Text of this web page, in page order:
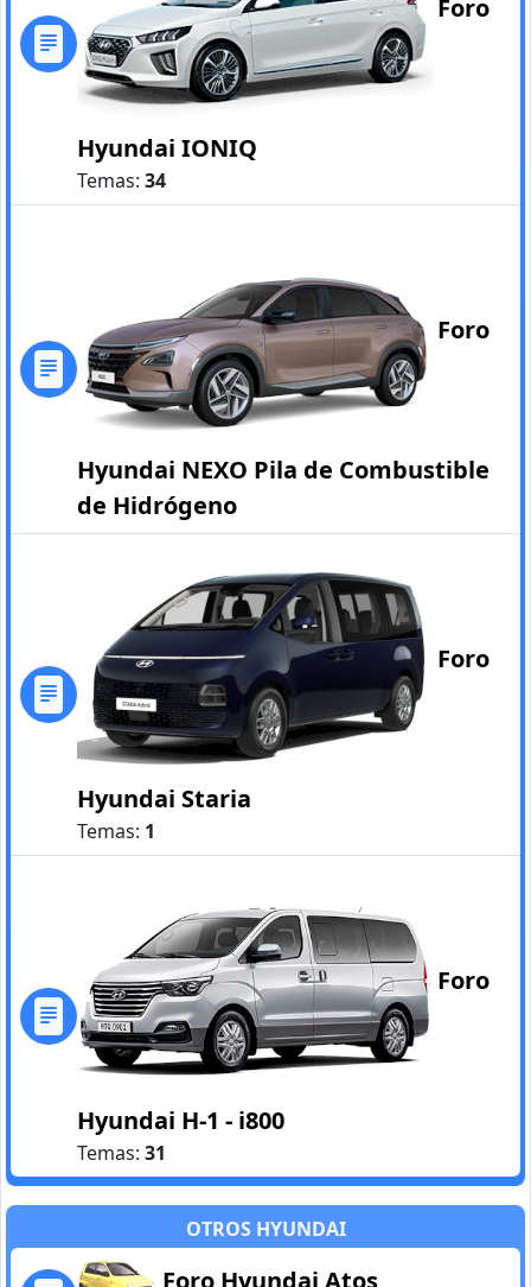
Foro
Hyundai IONIQ
Temas: 34
Foro
Hyundai NEXO Pila de Combustible
de Hidrógeno
Foro
Hyundai Staria
Temas: 1
Foro
Hyundai H-1 - i800
Temas: 31
OTROS HYUNDAI
Foro Hyundai Atos